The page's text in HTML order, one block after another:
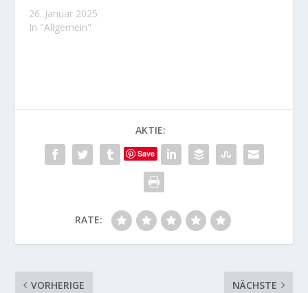
26. Januar 2025
In "Allgemein"
AKTIE:
Save
RATE:
VORHERIGE NÄCHSTE